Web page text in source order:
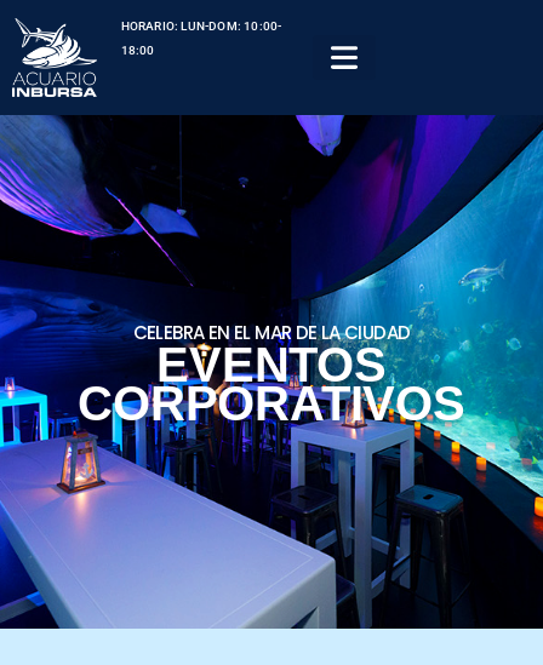
HORARIO: LUN-DOM: 10:00-
18:00
CELEBRA EN EL MAR DE LA CIUDAD
EVENTOS
CORPORATIVOS